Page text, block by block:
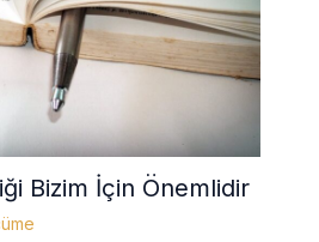
Bizim İçin Önemlidir